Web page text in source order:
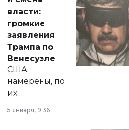
политических
реформах до
вопросов армии,
экономики и
личного здоровья.
власти:
громкие
заявления
Трампа по
Венесуэле
США
намерены, по
их
принести
5 января, 9:36